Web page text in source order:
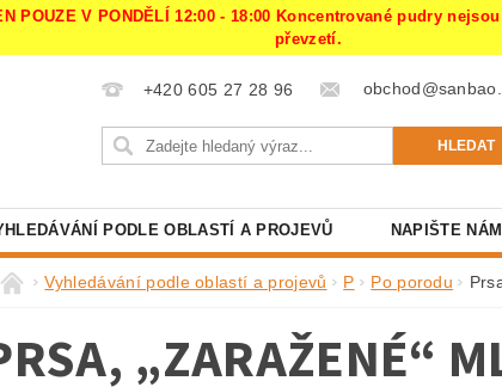
POUZE V PONDĚLÍ 12:00 - 18:00 Koncentrované pudry
převzetí.
+420 605 27 28 96
PODLE OBLASTÍ A PROJEVŮ NAPIŠTE NÁM
Vyhledávání podle oblastí a projevů P Po porodu
„ZARAŽENÉ“